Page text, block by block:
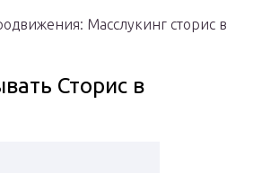
Масслукинг сторис в
Сторис в